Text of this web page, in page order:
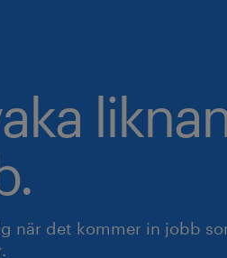
när det kommer in jobb